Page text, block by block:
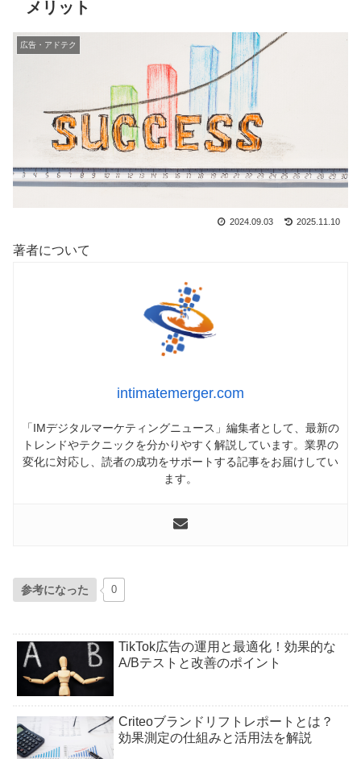
メリット
広告・アドテク
2024.09.03 2025.11.10
著者について
intimatemerger.com
「IMデジタルマーケティングニュース」編集者として、最新の
トレンドやテクニックを分かりやすく解説しています。業界の
変化に対応し、読者の成功をサポートする記事をお届けしてい
ます。
参考になった 0
TikTok広告の運用と最適化！効果的な
A/Bテストと改善のポイント
Criteoブランドリフトレポートとは？
効果測定の仕組みと活用法を解説